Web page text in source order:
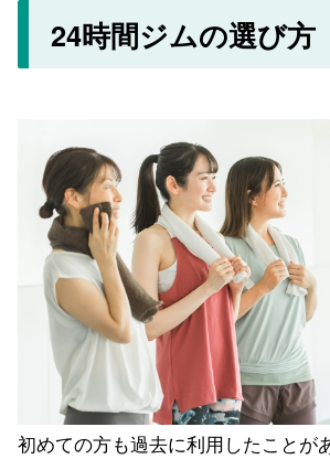
24時間ジムの選び方
初めての方も過去に利用したことが